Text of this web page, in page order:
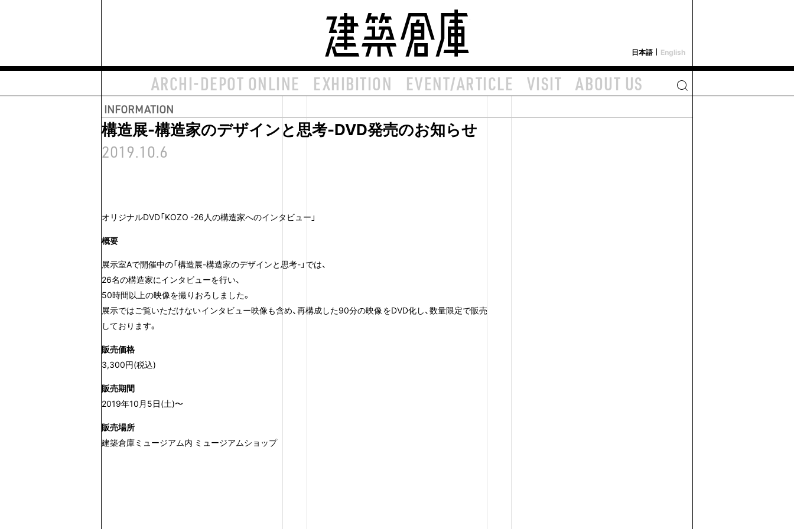
English
日本語
ARCHI-DEPOT ONLINE EXHIBITION EVENT/ARTICLE VISIT ABOUT US
INFORMATION
構造展-構造家のデザインと思考-DVD発売のお知らせ
2019.10.6
オリジナルDVD「KOZO -26人の構造家へのインタビュー」
概要
展示室Aで開催中の「構造展-構造家のデザインと思考-」では、
26名の構造家にインタビューを行い、
50時間以上の映像を撮りおろしました。
展示ではご覧いただけないインタビュー映像も含め、再構成した90分の映像をDVD化し、数量限定で販売
しております。
販売価格
3,300円(税込)
販売期間
2019年10月5日(土)〜
販売場所
建築倉庫ミュージアム内 ミュージアムショップ